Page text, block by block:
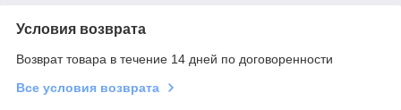
Условия возврата
Возврат товара в течение 14 дней по договоренности
Все условия возврата